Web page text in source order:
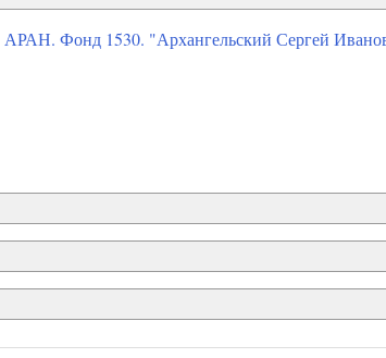
АРАН. Фонд 1530. "Архангельский Сергей